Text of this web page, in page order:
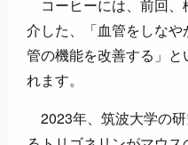
コーヒーには、前回、
介した、「血管をしな
管の機能を改善する」
れます。
2023年、筑波大学の